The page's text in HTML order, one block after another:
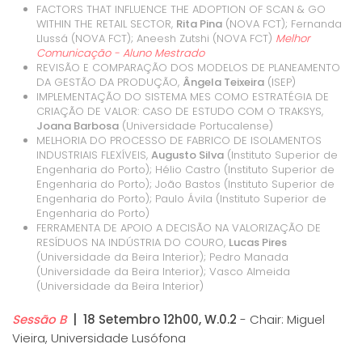
FACTORS THAT INFLUENCE THE ADOPTION OF SCAN & GO
WITHIN THE RETAIL SECTOR, Rita Pina (NOVA FCT); Fernanda
Llussá (NOVA FCT); Aneesh Zutshi (NOVA FCT) Melhor
Comunicação - Aluno Mestrado
REVISÃO E COMPARAÇÃO DOS MODELOS DE PLANEAMENTO
DA GESTÃO DA PRODUÇÃO, Ângela Teixeira (ISEP)
IMPLEMENTAÇÃO DO SISTEMA MES COMO ESTRATÉGIA DE
CRIAÇÃO DE VALOR: CASO DE ESTUDO COM O TRAKSYS,
Joana Barbosa (Universidade Portucalense)
MELHORIA DO PROCESSO DE FABRICO DE ISOLAMENTOS
INDUSTRIAIS FLEXÍVEIS, Augusto Silva (Instituto Superior de
Engenharia do Porto); Hélio Castro (Instituto Superior de
Engenharia do Porto); João Bastos (Instituto Superior de
Engenharia do Porto); Paulo Ávila (Instituto Superior de
Engenharia do Porto)
FERRAMENTA DE APOIO A DECISÃO NA VALORIZAÇÃO DE
RESÍDUOS NA INDÚSTRIA DO COURO, Lucas Pires
(Universidade da Beira Interior); Pedro Manada
(Universidade da Beira Interior); Vasco Almeida
(Universidade da Beira Interior)
Sessão B | 18 Setembro 12h00, W.0.2 - Chair: Miguel
Vieira, Universidade Lusófona